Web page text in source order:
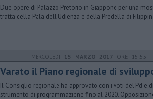
Due opere di Palazzo Pretorio in Giappone per una
tratta della Pala dell’Udienza e della Predella di
MERCOLEDÌ 15 MARZO 2017 ORE 15:55
Varato il Piano regionale di
Il Consiglio regionale ha approvato con i voti del Pd e
strumento di programmazione fino al 2020.